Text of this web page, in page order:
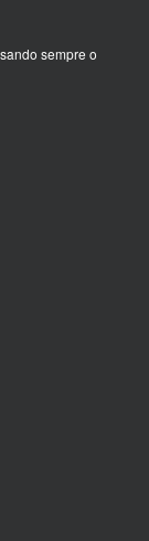
sempre o